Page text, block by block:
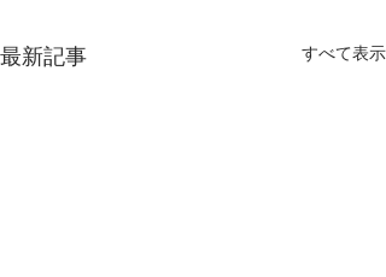
最新記事 すべて表示